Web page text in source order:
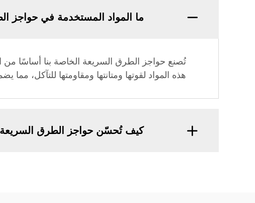
ما المواد المستخدمة في حواجز
تُصنع حواجز الطرق السريعة الخاصة بنا أساسًا من
هذه المواد لقوتها ومتانتها ومقاومتها للتآكل،
كيف تُحسّن حواجز الطرق